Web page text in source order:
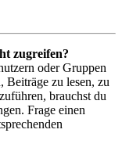
zugreifen?
oder Gruppen
Beiträge zu lesen, zu
brauchst du
Frage einen